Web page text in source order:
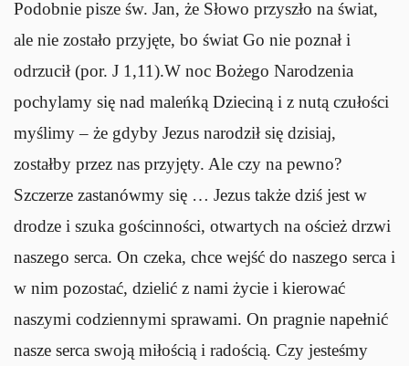
Podobnie pisze św. Jan, że Słowo przyszło na świat,
ale nie zostało przyjęte, bo świat Go nie poznał i
odrzucił (por. J 1,11).W noc Bożego Narodzenia
pochylamy się nad maleńką Dzieciną i z nutą czułości
myślimy – że gdyby Jezus narodził się dzisiaj,
zostałby przez nas przyjęty. Ale czy na pewno?
Szczerze zastanówmy się … Jezus także dziś jest w
drodze i szuka gościnności, otwartych na oścież drzwi
naszego serca. On czeka, chce wejść do naszego serca i
w nim pozostać, dzielić z nami życie i kierować
naszymi codziennymi sprawami. On pragnie napełnić
nasze serca swoją miłością i radością. Czy jesteśmy